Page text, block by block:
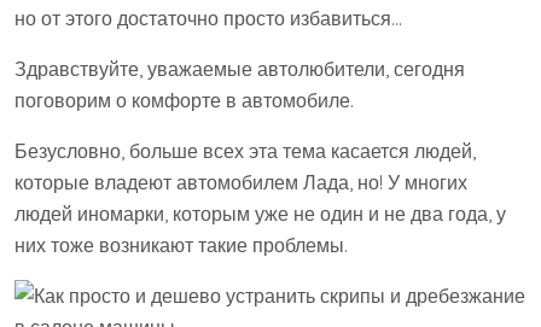
но от этого достаточно просто избавиться…
Здравствуйте, уважаемые автолюбители, сегодня
поговорим о комфорте в автомобиле.
Безусловно, больше всех эта тема касается людей,
которые владеют автомобилем Лада, но! У многих
людей иномарки, которым уже не один и не два года, у
них тоже возникают такие проблемы.